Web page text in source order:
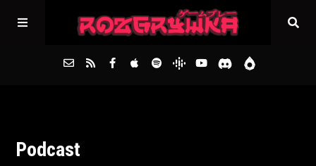
Archiwum
Podcast